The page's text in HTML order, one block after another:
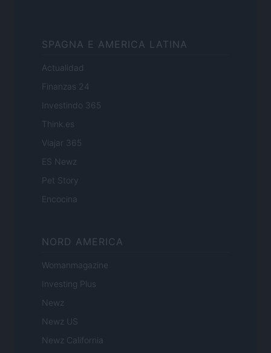
SPAGNA E AMERICA LATINA
Actualidad
Finanzas 24
Investindo 365
Think.es
Viajar 365
ES Newz
Pet Story
Encocina
NORD AMERICA
Womanmagazine
Investing Plus
Newz
Newz US
Newz California